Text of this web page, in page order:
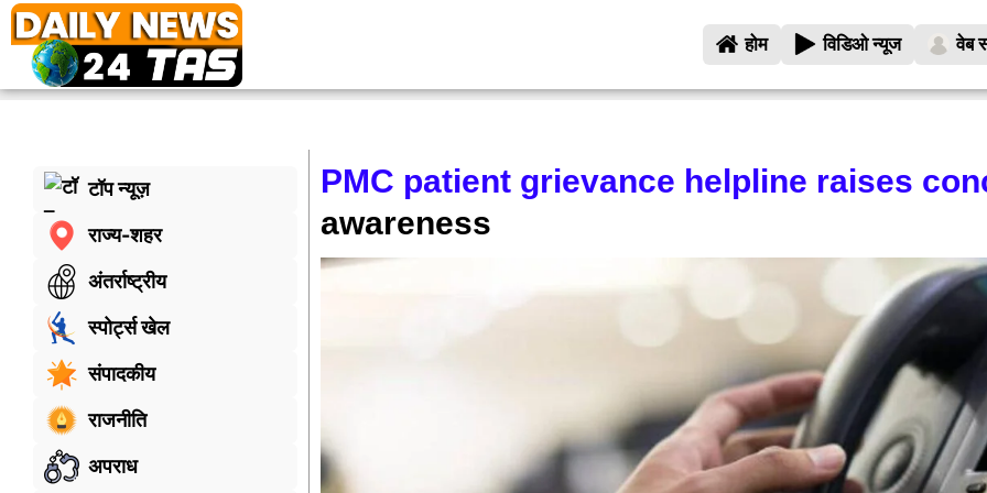
होम विडिओ न्यूज वेब
टॉप न्यूज़
राज्य-शहर
अंतर्राष्ट्रीय
स्पोर्ट्स खेल
संपादकीय
राजनीति
अपराध
PMC patient grievance helpline raises
awareness